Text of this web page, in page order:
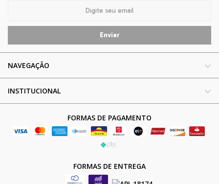
NAVEGAÇÃO
INSTITUCIONAL
FORMAS DE PAGAMENTO
FORMAS DE ENTREGA